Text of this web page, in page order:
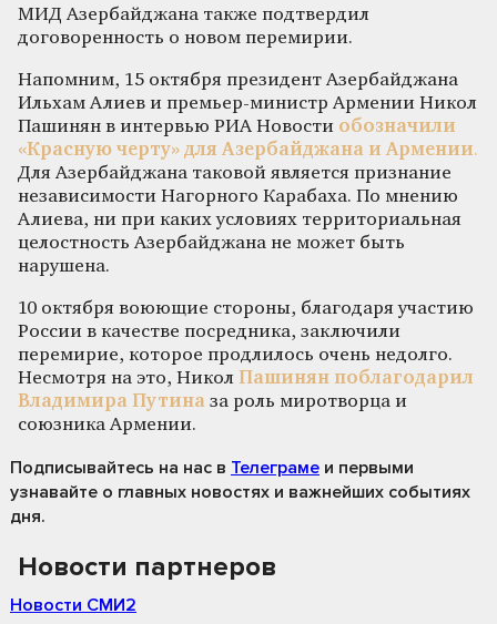
МИД Азербайджана также подтвердил
договоренность о новом перемирии.
Напомним, 15 октября президент Азербайджана
Ильхам Алиев и премьер-министр Армении Никол
Пашинян в интервью РИА Новости обозначили
«Красную черту» для Азербайджана и Армении.
Для Азербайджана таковой является признание
независимости Нагорного Карабаха. По мнению
Алиева, ни при каких условиях территориальная
целостность Азербайджана не может быть
нарушена.
10 октября воюющие стороны, благодаря участию
России в качестве посредника, заключили
перемирие, которое продлилось очень недолго.
Несмотря на это, Никол Пашинян поблагодарил
Владимира Путина за роль миротворца и
союзника Армении.
Подписывайтесь на нас в Телеграме и первыми
узнавайте о главных новостях и важнейших событиях
дня.
Новости партнеров
Новости СМИ2